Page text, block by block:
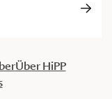
Über HiPP